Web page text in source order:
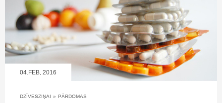
04.FEB, 2016
DZĪVESZIŅAI » PĀRDOMAS